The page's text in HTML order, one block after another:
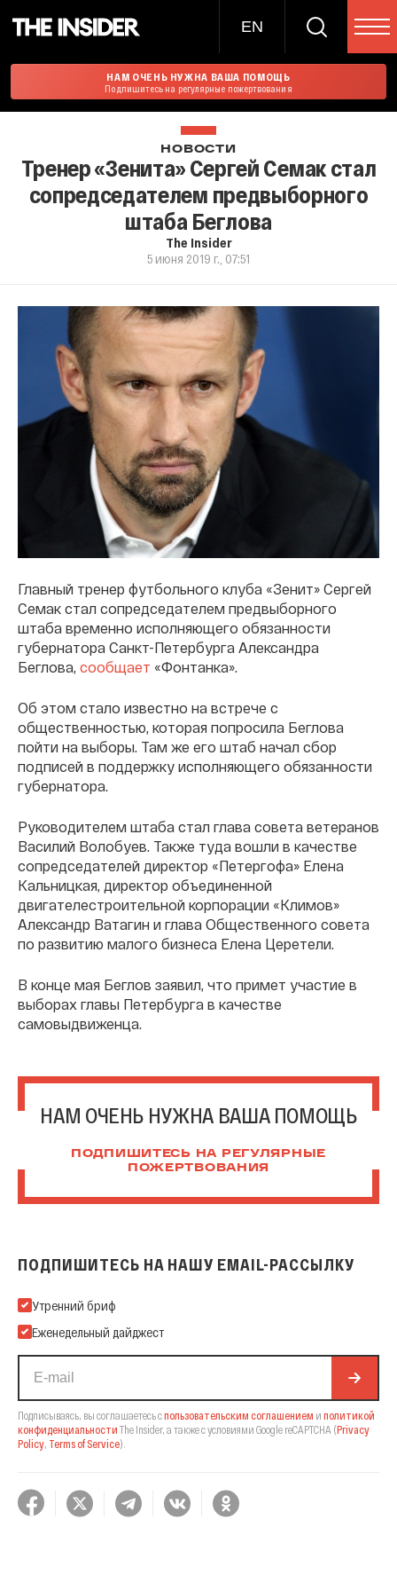
EN
НАМ ОЧЕНЬ НУЖНА ВАША ПОМОЩЬ
Подпишитесь на регулярные пожертвования
НОВОСТИ
Тренер «Зенита» Сергей Семак стал
сопредседателем предвыборного
штаба Беглова
The Insider
5 июня 2019 г., 07:51
Главный тренер футбольного клуба «Зенит» Сергей
Семак стал сопредседателем предвыборного
штаба временно исполняющего обязанности
губернатора Санкт-Петербурга Александра
Беглова, сообщает «Фонтанка».
Об этом стало известно на встрече с
общественностью, которая попросила Беглова
пойти на выборы. Там же его штаб начал сбор
подписей в поддержку исполняющего обязанности
губернатора.
Руководителем штаба стал глава совета ветеранов
Василий Волобуев. Также туда вошли в качестве
сопредседателей директор «Петергофа» Елена
Кальницкая, директор объединенной
двигателестроительной корпорации «Климов»
Александр Ватагин и глава Общественного совета
по развитию малого бизнеса Елена Церетели.
В конце мая Беглов заявил, что примет участие в
выборах главы Петербурга в качестве
самовыдвиженца.
НАМ ОЧЕНЬ НУЖНА ВАША ПОМОЩЬ
ПОДПИШИТЕСЬ НА РЕГУЛЯРНЫЕ
ПОЖЕРТВОВАНИЯ
ПОДПИШИТЕСЬ НА НАШУ EMAIL-РАССЫЛКУ
Подпишитесь на нашу Email-рассылку
Утренний бриф
Еженедельный дайджест
Подписываясь, вы соглашаетесь спользовательским соглашением и политикой
конфиденциальности The Insider, а также с условиями Google reCAPTCHA (Privacy
Policy, Terms of Service).